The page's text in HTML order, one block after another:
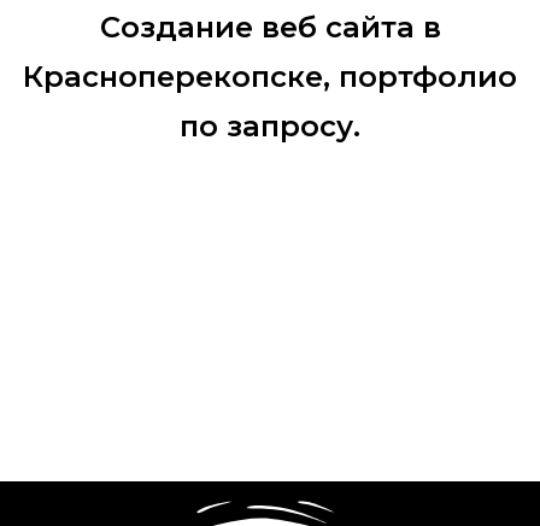
Создание веб сайта в
Красноперекопске, портфолио
по запросу.